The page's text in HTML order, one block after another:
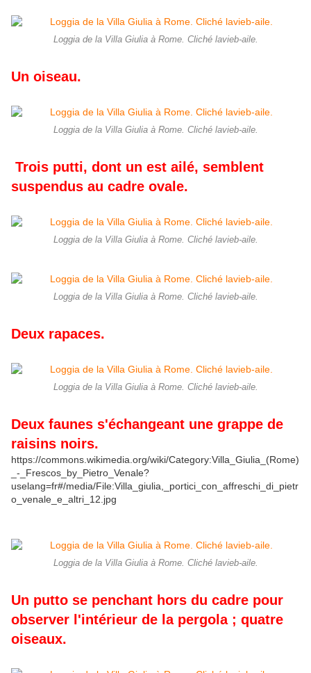
Loggia de la Villa Giulia à Rome. Cliché lavieb-aile.
Un oiseau.
Loggia de la Villa Giulia à Rome. Cliché lavieb-aile.
Trois putti, dont un est ailé, semblent
suspendus au cadre ovale.
Loggia de la Villa Giulia à Rome. Cliché lavieb-aile.
Loggia de la Villa Giulia à Rome. Cliché lavieb-aile.
Deux rapaces.
Loggia de la Villa Giulia à Rome. Cliché lavieb-aile.
Deux faunes s'échangeant une grappe de
raisins noirs.
https://commons.wikimedia.org/wiki/Category:Villa_Giulia_(Rome)
_-_Frescos_by_Pietro_Venale?
uselang=fr#/media/File:Villa_giulia,_portici_con_affreschi_di_pietr
o_venale_e_altri_12.jpg
Loggia de la Villa Giulia à Rome. Cliché lavieb-aile.
Un putto se penchant hors du cadre pour
observer l'intérieur de la pergola ; quatre
oiseaux.